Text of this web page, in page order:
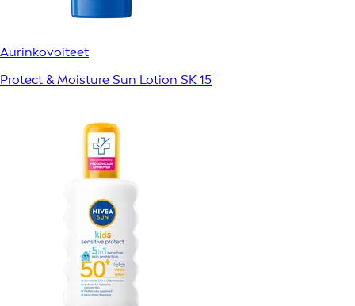
Aurinkovoiteet
Protect & Moisture Sun Lotion SK 15